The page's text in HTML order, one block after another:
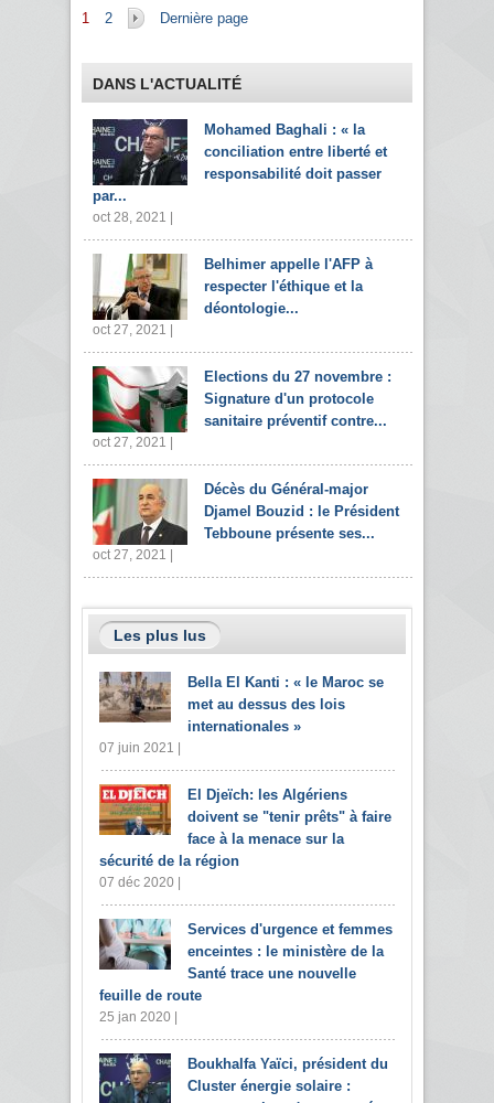
Pages
1 2 Dernière page
DANS L'ACTUALITÉ
Mohamed Baghali : « la
conciliation entre liberté et
responsabilité doit passer
par...
oct 28, 2021 |
Belhimer appelle l'AFP à
respecter l'éthique et la
déontologie...
oct 27, 2021 |
Elections du 27 novembre :
Signature d'un protocole
sanitaire préventif contre...
oct 27, 2021 |
Décès du Général-major
Djamel Bouzid : le Président
Tebboune présente ses...
oct 27, 2021 |
Les plus lus
Bella El Kanti : « le Maroc se
met au dessus des lois
internationales »
07 juin 2021 |
El Djeïch: les Algériens
doivent se "tenir prêts" à faire
face à la menace sur la
sécurité de la région
07 déc 2020 |
Services d'urgence et femmes
enceintes : le ministère de la
Santé trace une nouvelle
feuille de route
25 jan 2020 |
Boukhalfa Yaïci, président du
Cluster énergie solaire :